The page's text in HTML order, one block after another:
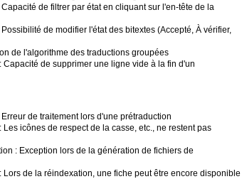
de filtrer par état en cliquant sur l'en-tête de la
de modifier l'état des bitextes (Accepté, À vérifier,
de l'algorithme des traductions groupées
Capacité de supprimer une ligne vide à la fin d'un
de traitement lors d'une prétraduction
Les icônes de respect de la casse, etc., ne restent pas
: Exception lors de la génération de fichiers de
Lors de la réindexation, une fiche peut être encore disponible